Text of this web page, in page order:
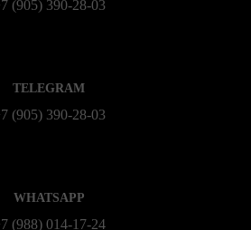
(905) 390-28-03
TELEGRAM
(905) 390-28-03
WHATSAPP
(988) 014‑17‑24